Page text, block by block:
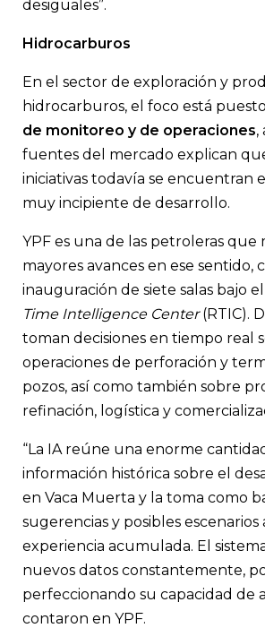
desiguales”.
Hidrocarburos
En el sector de exploración y
hidrocarburos, el foco está
de monitoreo y de operaciones,
fuentes del mercado explican
iniciativas todavía se encuentran
muy incipiente de desarrollo.
YPF es una de las petroleras que
mayores avances en ese sentido,
inauguración de siete salas bajo
Time Intelligence Center (RTIC).
toman decisiones en tiempo real
operaciones de perforación y
pozos, así como también sobre
refinación, logística y
“La IA reúne una enorme
información histórica sobre el
en Vaca Muerta y la toma como
sugerencias y posibles escenarios
experiencia acumulada. El
nuevos datos constantemente,
perfeccionando su capacidad de
contaron en YPF.